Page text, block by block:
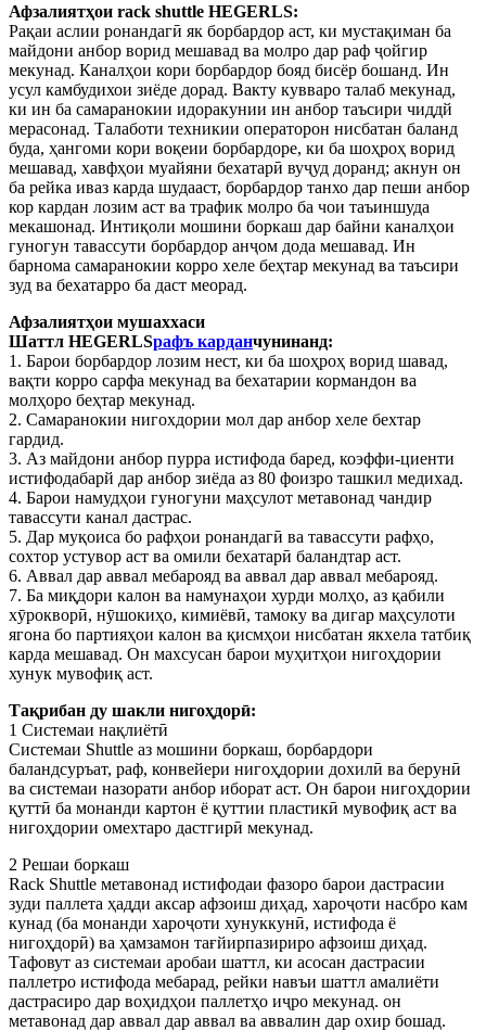
Афзалиятҳои rack shuttle HEGERLS:
Рақаи аслии ронандагӣ як борбардор аст, ки мустақиман ба
майдони анбор ворид мешавад ва молро дар раф ҷойгир
мекунад. Каналҳои кори борбардор бояд бисёр бошанд. Ин
усул камбудихои зиёде дорад. Вакту кувваро талаб мекунад,
ки ин ба самаранокии идоракунии ин анбор таъсири чиддй
мерасонад. Талаботи техникии операторон нисбатан баланд
буда, ҳангоми кори воқеии борбардоре, ки ба шоҳроҳ ворид
мешавад, хавфҳои муайяни бехатарӣ вуҷуд доранд; акнун он
ба рейка иваз карда шудааст, борбардор танхо дар пеши анбор
кор кардан лозим аст ва трафик молро ба чои таъиншуда
мекашонад. Интиқоли мошини боркаш дар байни каналҳои
гуногун тавассути борбардор анҷом дода мешавад. Ин
барнома самаранокии корро хеле беҳтар мекунад ва таъсири
зуд ва бехатарро ба даст меорад.
Афзалиятҳои мушаххаси
Шаттл HEGERLSрафъ карданчунинанд:
1. Барои борбардор лозим нест, ки ба шоҳроҳ ворид шавад,
вақти корро сарфа мекунад ва бехатарии кормандон ва
молҳоро беҳтар мекунад.
2. Самаранокии нигохдории мол дар анбор хеле бехтар
гардид.
3. Аз майдони анбор пурра истифода баред, коэффи-циенти
истифодабарй дар анбор зиёда аз 80 фоизро ташкил медихад.
4. Барои намудҳои гуногуни маҳсулот метавонад чандир
тавассути канал дастрас.
5. Дар муқоиса бо рафҳои ронандагӣ ва тавассути рафҳо,
сохтор устувор аст ва омили бехатарӣ баландтар аст.
6. Аввал дар аввал мебарояд ва аввал дар аввал мебарояд.
7. Ба миқдори калон ва намунаҳои хурди молҳо, аз қабили
хӯрокворӣ, нӯшокиҳо, кимиёвӣ, тамоку ва дигар маҳсулоти
ягона бо партияҳои калон ва қисмҳои нисбатан якхела татбиқ
карда мешавад. Он махсусан барои муҳитҳои нигоҳдории
хунук мувофиқ аст.
Тақрибан ду шакли нигоҳдорӣ:
1 Системаи нақлиётӣ
Системаи Shuttle аз мошини боркаш, борбардори
баландсуръат, раф, конвейери нигоҳдории дохилӣ ва берунӣ
ва системаи назорати анбор иборат аст. Он барои нигоҳдории
қуттӣ ба монанди картон ё қуттии пластикӣ мувофиқ аст ва
нигоҳдории омехтаро дастгирӣ мекунад.
2 Решаи боркаш
Rack Shuttle метавонад истифодаи фазоро барои дастрасии
зуди паллета ҳадди аксар афзоиш диҳад, хароҷоти насбро кам
кунад (ба монанди хароҷоти хунуккунӣ, истифода ё
нигоҳдорӣ) ва ҳамзамон тағйирпазириро афзоиш диҳад.
Тафовут аз системаи аробаи шаттл, ки асосан дастрасии
паллетро истифода мебарад, рейки навъи шаттл амалиёти
дастрасиро дар воҳидҳои паллетҳо иҷро мекунад. он
метавонад дар аввал дар аввал ва аввалин дар охир бошад.